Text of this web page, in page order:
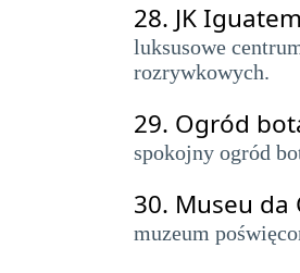
28. JK
luksusowe
rozrywkowych.
29. Ogród
spokojny ogród
30. Museu da
muzeum